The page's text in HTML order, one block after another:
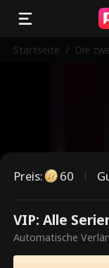
Startseite / Die
Dies ist
Preis: 60
VIP: Alle
Automatische